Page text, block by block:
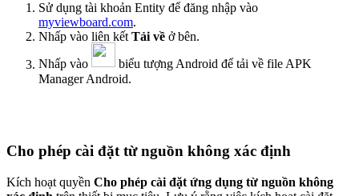
Sử dụng tài khoản Entity để đăng nhập vào
myviewboard.com.
Nhấp vào liên kết Tải về ở bên.
Nhấp vào
biểu tượng Android để tải về file APK
Manager Android.
Cho phép cài đặt từ nguồn không xác định
Kích hoạt quyền Cho phép cài đặt ứng dụng từ nguồn không